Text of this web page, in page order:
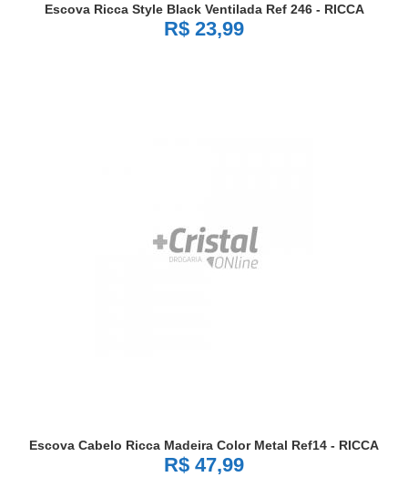
Escova Ricca Style Black Ventilada Ref 246 - RICCA
R$ 23,99
Escova Cabelo Ricca Madeira Color Metal Ref14 - RICCA
R$ 47,99